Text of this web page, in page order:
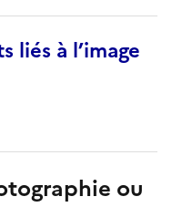
liés à l’image
ou